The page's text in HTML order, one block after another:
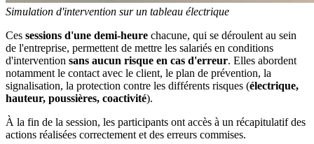
Simulation d'intervention sur un tableau électrique
Ces sessions d'une demi-heure chacune, qui se déroulent au sein
de l'entreprise, permettent de mettre les salariés en conditions
d'intervention sans aucun risque en cas d'erreur. Elles abordent
notamment le contact avec le client, le plan de prévention, la
signalisation, la protection contre les différents risques (électrique,
hauteur, poussières, coactivité).
À la fin de la session, les participants ont accès à un récapitulatif des
actions réalisées correctement et des erreurs commises.